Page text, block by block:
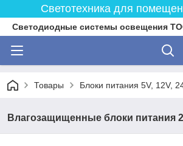
Светотехника для
Светодиодные системы освещения
Товары Блоки питания 5V, 12V,
Влагозащищенные блоки питания